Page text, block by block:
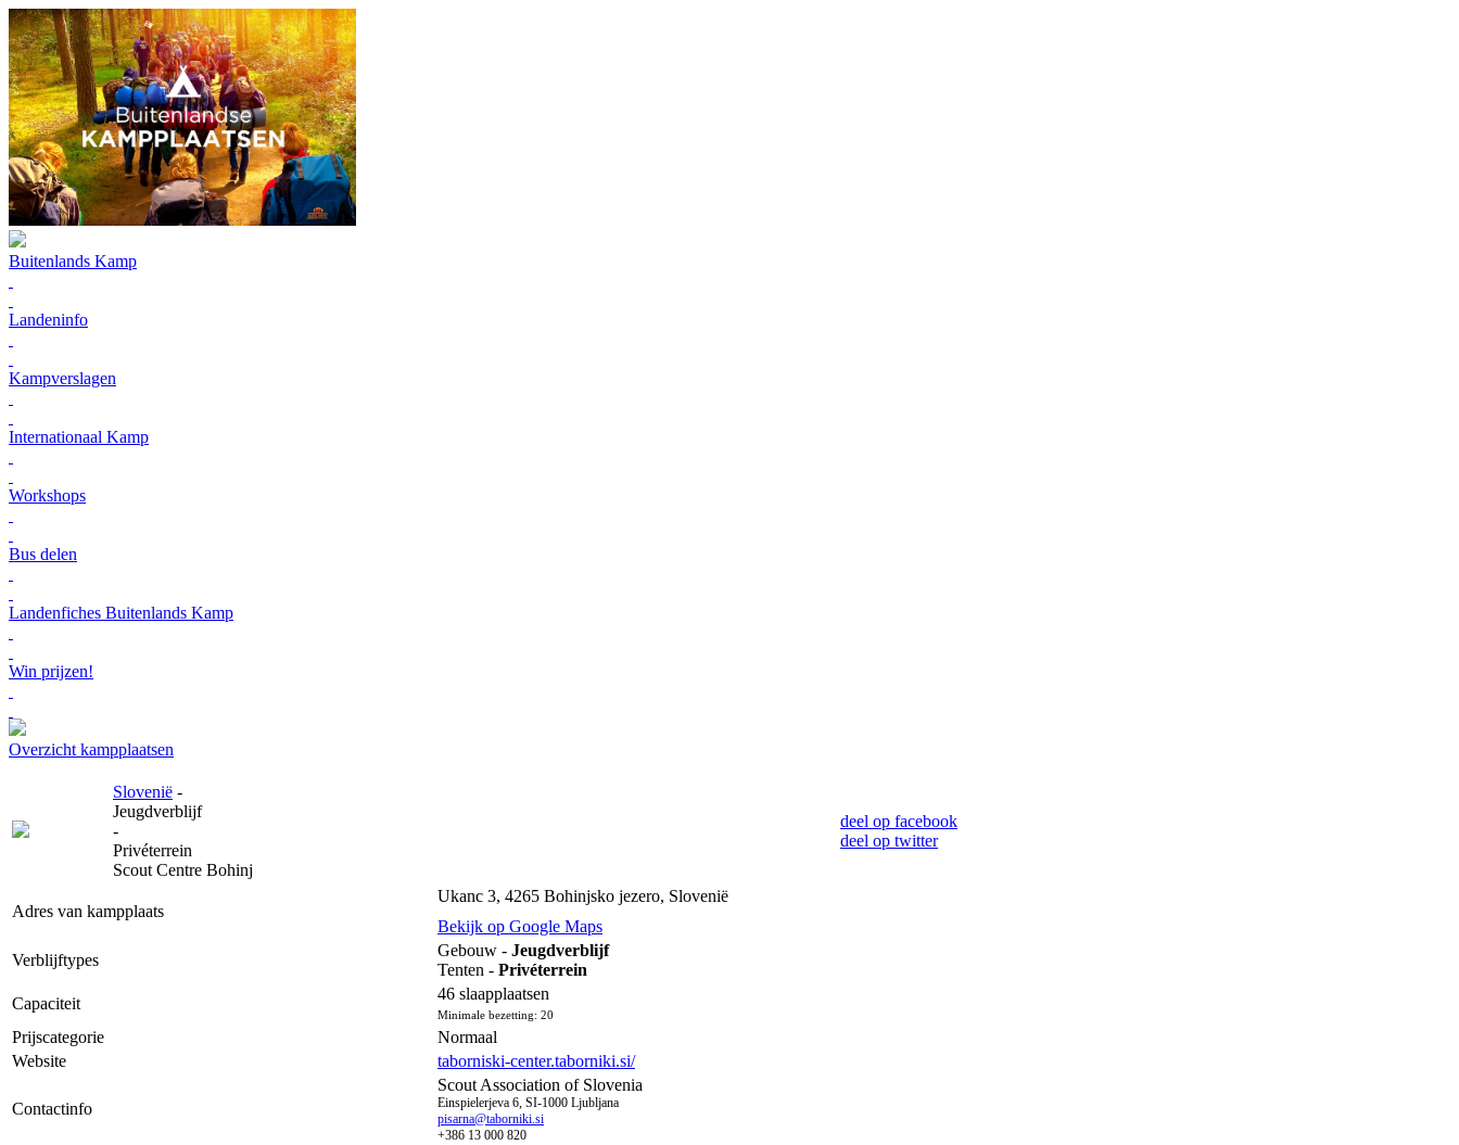
Buitenlands Kamp
Landeninfo
Kampverslagen
Internationaal Kamp
Workshops
Bus delen
Landenfiches Buitenlands Kamp
Win prijzen!
Overzicht kampplaatsen
Slovenië -
Jeugdverblijf
-
Privéterrein
Scout Centre Bohinj
deel op facebook
deel op twitter
Adres van kampplaats
Ukanc 3, 4265 Bohinjsko jezero, Slovenië
Bekijk op Google Maps
Verblijftypes
Gebouw - Jeugdverblijf
Tenten - Privéterrein
Capaciteit
46 slaapplaatsen
Minimale bezetting: 20
Prijscategorie
Normaal
Website
taborniski-center.taborniki.si/
Contactinfo
Scout Association of Slovenia
Einspielerjeva 6, SI-1000 Ljubljana
pisarna@taborniki.si
+386 13 000 820